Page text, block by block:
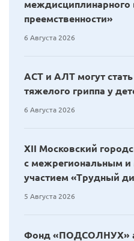
междисциплинарного
преемственности»
6 Августа 2026
АСТ и АЛТ могут
тяжелого гриппа у
6 Августа 2026
XII Московский
с межрегиональным
участием «Трудный
5 Августа 2026
Фонд «ПОДСОЛНУХ»